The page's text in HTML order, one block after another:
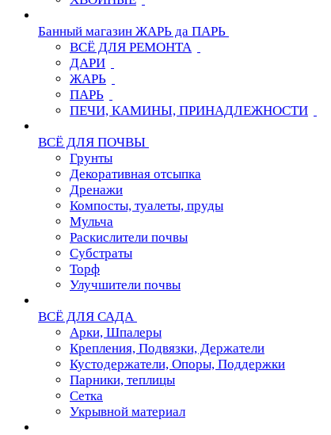
Банный магазин ЖАРЬ да ПАРЬ
ВСЁ ДЛЯ РЕМОНТА
ДАРИ
ЖАРЬ
ПАРЬ
ПЕЧИ, КАМИНЫ, ПРИНАДЛЕЖНОСТИ
ВСЁ ДЛЯ ПОЧВЫ
Грунты
Декоративная отсыпка
Дренажи
Компосты, туалеты, пруды
Мульча
Раскислители почвы
Субстраты
Торф
Улучшители почвы
ВСЁ ДЛЯ САДА
Арки, Шпалеры
Крепления, Подвязки, Держатели
Кустодержатели, Опоры, Поддержки
Парники, теплицы
Сетка
Укрывной материал